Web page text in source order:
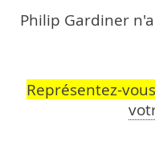
Philip Gardiner
Représentez-